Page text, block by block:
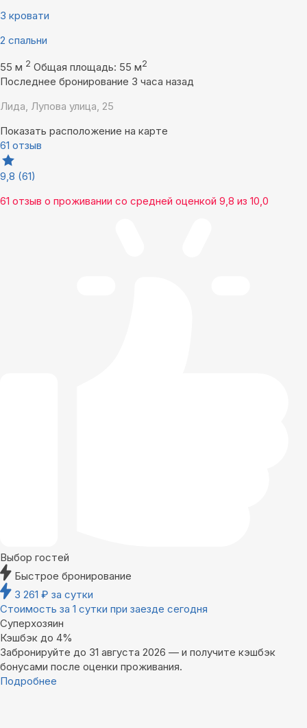
3 кровати
2 спальни
55 м 2 Общая площадь: 55 м2
Последнее бронирование 3 часа назад
Лида, Лупова улица, 25
Показать расположение на карте
61 отзыв
9,8 (61)
61 отзыв о проживании со средней оценкой 9,8 из 10,0
Выбор гостей
Быстрое бронирование
3 261 ₽ за сутки
Стоимость за 1 сутки при заезде сегодня
Суперхозяин
Кэшбэк до 4%
Забронируйте до 31 августа 2026 — и получите кэшбэк
бонусами после оценки проживания.
Подробнее